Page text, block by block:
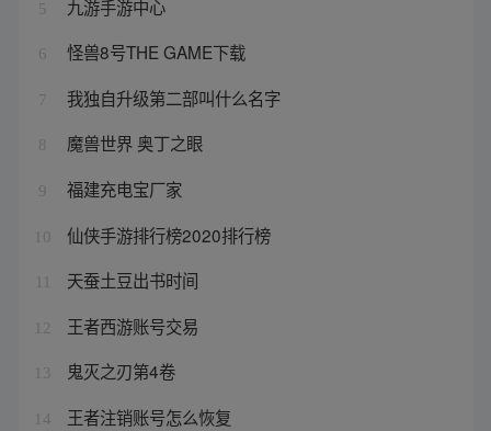
5 九游手游中心
6 怪兽8号THE GAME下载
7 我独自升级第二部叫什么名字
8 魔兽世界 奥丁之眼
9 福建充电宝厂家
10 仙侠手游排行榜2020排行榜
天蚕土豆出书时间
12 王者西游账号交易
13 鬼灭之刃第4卷
14 王者注销账号怎么恢复